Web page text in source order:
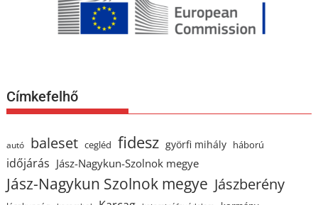
Címkefelhő
autó baleset cegléd fidesz györfi mihály háború
időjárás Jász-Nagykun-Szolnok megye
Jász-Nagykun Szolnok megye Jászberény